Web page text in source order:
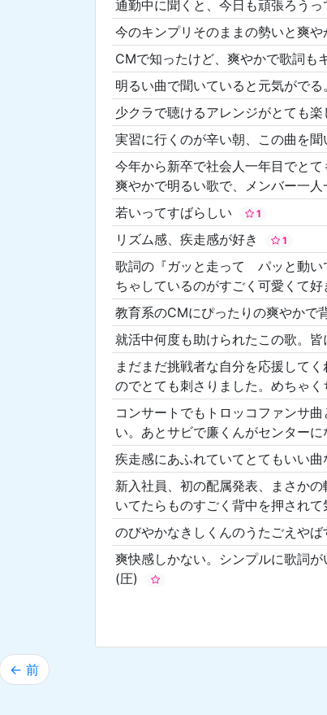
通勤中に聞くと、今日も頑張ろうっ
今のキンプリそのままの勢いと爽
CMで知ったけど、爽やかで歌詞も
明るい曲で聞いていると元気がで
少クラで聴けるアレンジがとても
実習に行くのが辛い朝、この曲を聞
今年から新卒で社会人一年目でと
爽やかで明るい歌で、メンバー一
若いってすばらしい 1
リズム感、疾走感が好き 1
歌詞の『ガッと走って パッと動い
ちゃしているのがすごく可愛くて好
教育系のCMにぴったりの爽やかで
就活中何度も助けられたこの歌。皆
まだまだ挑戦者な自分を応援して
のでとても刺さりました。めちゃ
コンサートでもトロッコファンサ
い。あとサビで廉くんがセンターに
疾走感にあふれていてとてもいい
新入社員、初の配属発表、まさか
いてたらものすごく背中を押され
のびやかなきしくんのうたごえや
爽快感しかない。シンプルに歌詞
(圧)
← 前